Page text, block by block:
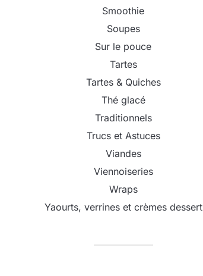
Smoothie
Soupes
Sur le pouce
Tartes
Tartes & Quiches
Thé glacé
Traditionnels
Trucs et Astuces
Viandes
Viennoiseries
Wraps
Yaourts, verrines et crèmes dessert